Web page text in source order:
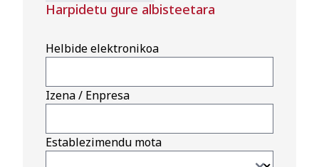
Harpidetu gure albisteetara
Helbide elektronikoa
Izena / Enpresa
Establezimendu mota